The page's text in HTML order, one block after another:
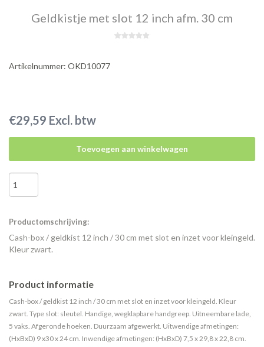
Geldkistje met slot 12 inch afm. 30 cm
Artikelnummer: OKD10077
€29,59 Excl. btw
Toevoegen aan winkelwagen
Productomschrijving:
Cash-box / geldkist 12 inch / 30 cm met slot en inzet voor kleingeld.
Kleur zwart.
Product informatie
Cash-box / geldkist 12 inch / 30 cm met slot en inzet voor kleingeld. Kleur
zwart. Type slot: sleutel. Handige, wegklapbare handgreep. Uitneembare lade,
5 vaks. Afgeronde hoeken. Duurzaam afgewerkt. Uitwendige afmetingen:
(HxBxD) 9 x30 x 24 cm. Inwendige afmetingen: (HxBxD) 7,5 x 29,8 x 22,8 cm.